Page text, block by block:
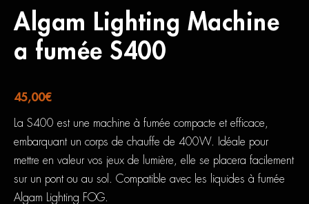
Algam Lighting Machine
a fumée S400
45,00€
La S400 est une machine à fumée compacte et efficace,
embarquant un corps de chauffe de 400W. Idéale pour
mettre en valeur vos jeux de lumière, elle se placera facilement
sur un pont ou au sol. Compatible avec les liquides à fumée
Algam Lighting FOG.